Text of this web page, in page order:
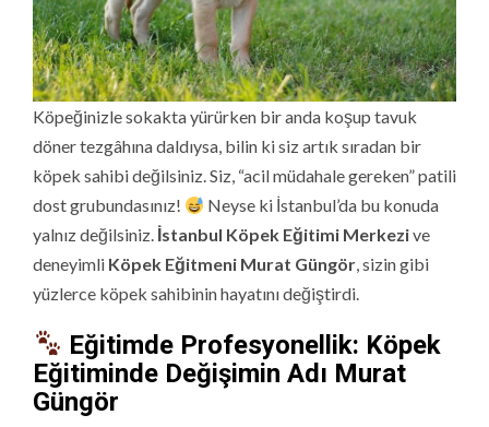
Köpeğinizle sokakta yürürken bir anda koşup tavuk
döner tezgâhına daldıysa, bilin ki siz artık sıradan bir
köpek sahibi değilsiniz. Siz, “acil müdahale gereken” patili
dost grubundasınız!
Neyse ki İstanbul’da bu konuda
yalnız değilsiniz. İstanbul Köpek Eğitimi Merkezive
deneyimli Köpek Eğitmeni Murat Güngör, sizin gibi
yüzlerce köpek sahibinin hayatını değiştirdi.
Eğitimde Profesyonellik: Köpek
Eğitiminde Değişimin Adı Murat
Güngör